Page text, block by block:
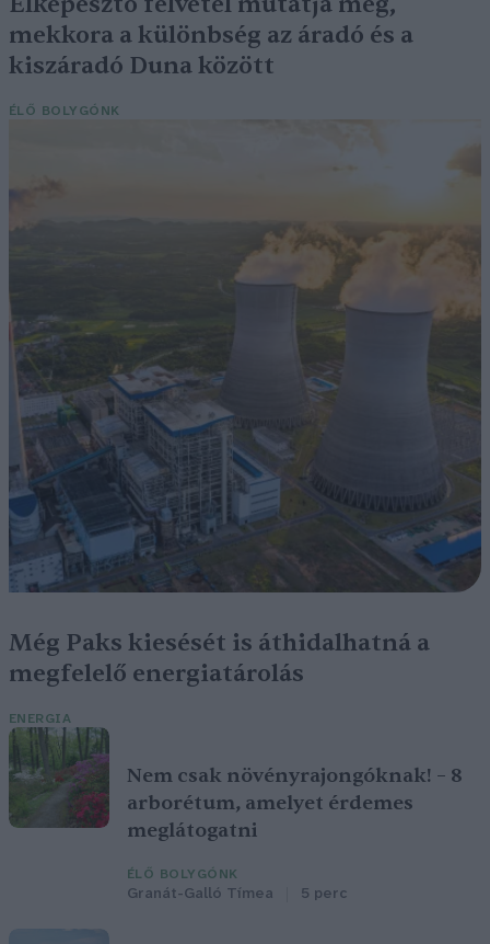
mekkora a különbség az áradó és a
kiszáradó Duna között
ÉLŐ BOLYGÓNK
Még Paks kiesését is áthidalhatná a
megfelelő energiatárolás
ENERGIA
Nem csak növényrajongóknak! – 8
arborétum, amelyet érdemes
meglátogatni
ÉLŐ BOLYGÓNK
Granát-Galló Tímea 5 perc